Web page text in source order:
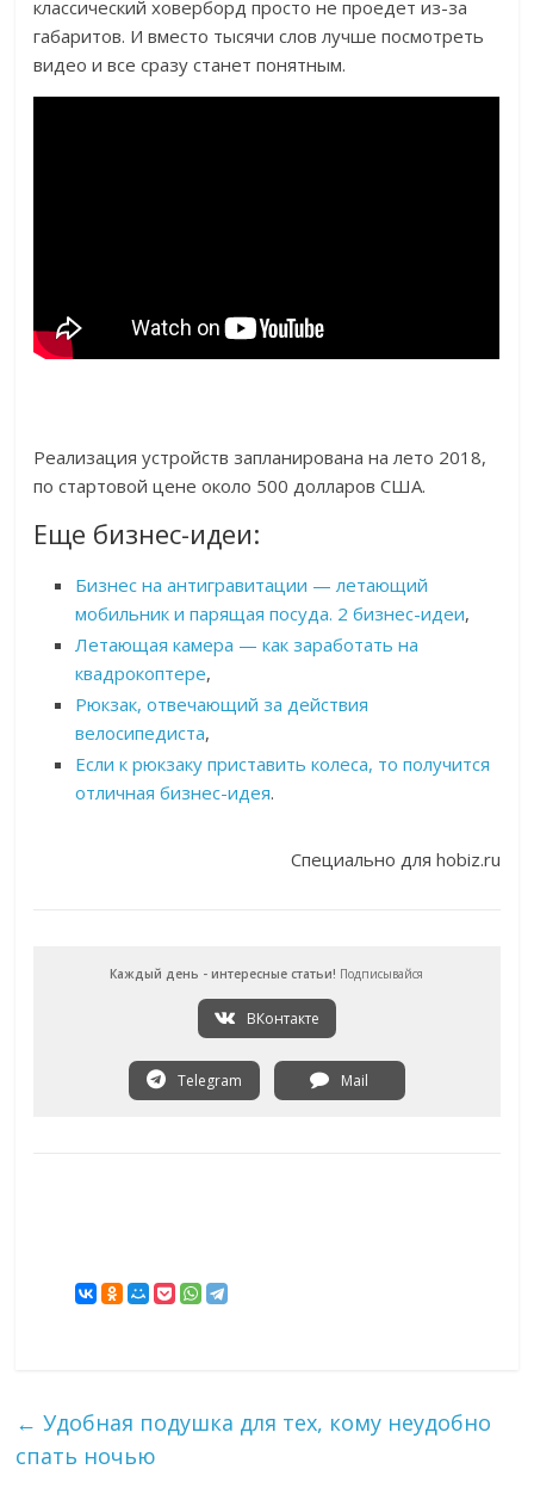
классический ховерборд просто не проедет из-за
габаритов. И вместо тысячи слов лучше посмотреть
видео и все сразу станет понятным.
Реализация устройств запланирована на лето 2018,
по стартовой цене около 500 долларов США.
Еще бизнес-идеи:
Бизнес на антигравитации — летающий
мобильник и парящая посуда. 2 бизнес-идеи,
Летающая камера — как заработать на
квадрокоптере,
Рюкзак, отвечающий за действия
велосипедиста,
Если к рюкзаку приставить колеса, то получится
отличная бизнес-идея.
Специально для hobiz.ru
Каждый день - интересные статьи! Подписывайся
ВКонтакте
Telegram Mail
← Удобная подушка для тех, кому неудобно
спать ночью